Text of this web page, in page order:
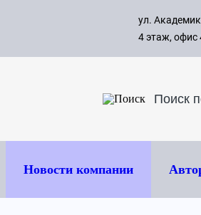
ул.
4 этаж, офис
Новости компании